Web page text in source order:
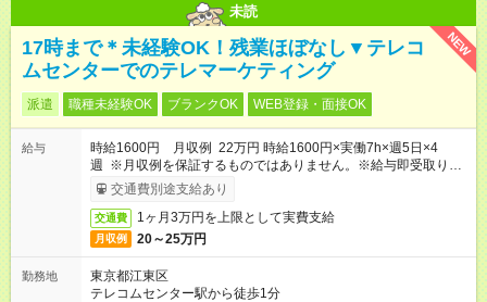
未読
NEW
17時まで＊未経験OK！残業ほぼなし▼テレコ
ムセンターでのテレマーケティング
派遣 職種未経験OK ブランクOK WEB登録・面接OK
給与
時給1600円 月収例 22万円 時給1600円×実働7h×週5日×4
週 ※月収例を保証するものではありません。※給与即受取りサ
ービス利用可（利用条件有）
交通費別途支給あり
交通費 1ヶ月3万円を上限として実費支給
月収例 20～25万円
勤務地
東京都江東区
テレコムセンター駅から徒歩1分